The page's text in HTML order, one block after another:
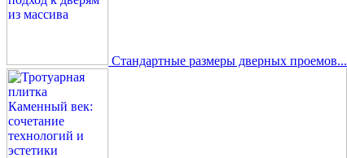
Стандартные размеры дверных проемов...